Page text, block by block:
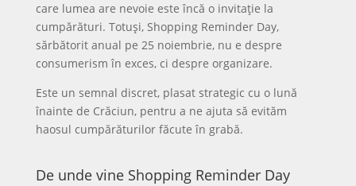
care lumea are nevoie este încă o invitație la
cumpărături. Totuși, Shopping Reminder Day,
sărbătorit anual pe 25 noiembrie, nu e despre
consumerism în exces, ci despre organizare.
Este un semnal discret, plasat strategic cu o lună
înainte de Crăciun, pentru a ne ajuta să evităm
haosul cumpărăturilor făcute în grabă.
De unde vine Shopping Reminder Day